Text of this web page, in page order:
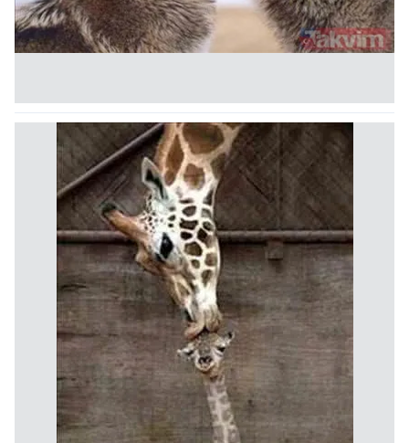
kullanılmaktadır. Diğer çerezler, sitemizin daha işlevsel
kılınması ve kişiselleştirilmesi ve sizlere yönelik
reklam/pazarlama faaliyetlerinin yapılması, amaçlarıyla
Çerezlere ilişkin tercihlerinizi aşağıda yer alan panel
vasıtasıyla belirleyebilirsiniz. Çerezlere ilişkin detaylı bilgi
için Ayarlar butonuna tıklayabilir,Çerez Bilgilendirme
Metnimiziziyaret edebilirsiniz.
6698 sayılı Kişisel Verilerin Korunması Kanunu uyarınca
hazırlanmış Aydınlatma Metnimizi okumak ve sitemizde
ilgili mevzuata uygun olarak kullanılan çerezlerle ilgili bilgi
almak için lütfentıklayınız.